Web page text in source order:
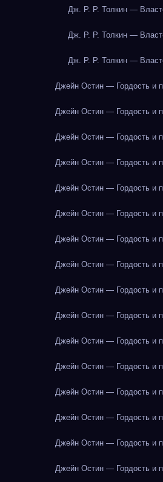
Дж. Р. Р. Толкин —
Дж. Р. Р. Толкин —
Дж. Р. Р. Толкин —
Джейн Остин — Гордость и
Джейн Остин — Гордость и
Джейн Остин — Гордость и
Джейн Остин — Гордость и
Джейн Остин — Гордость и
Джейн Остин — Гордость и
Джейн Остин — Гордость и
Джейн Остин — Гордость и
Джейн Остин — Гордость и
Джейн Остин — Гордость и
Джейн Остин — Гордость и
Джейн Остин — Гордость и
Джейн Остин — Гордость и
Джейн Остин — Гордость и
Джейн Остин — Гордость и
Джейн Остин — Гордость и